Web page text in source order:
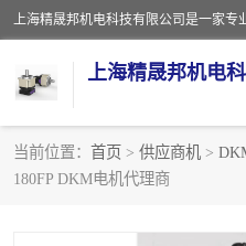
上海精晟邦机电
当前位置： 首页 > 供应商机 >
180FP DKM电机代理商
减速电机